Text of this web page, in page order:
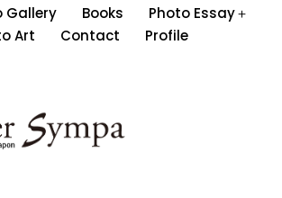
Gallery Books
Photo Essay＋
Art
Contact
Profile